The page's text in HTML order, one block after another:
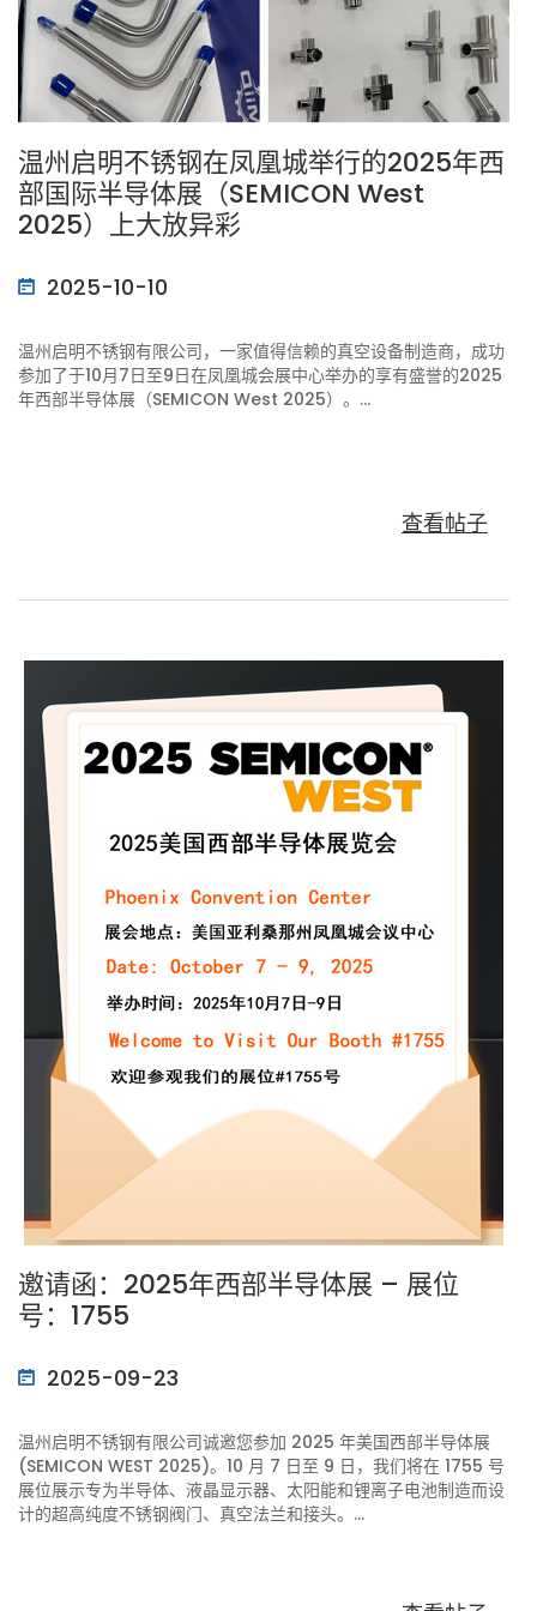
温州启明不锈钢在凤凰城举行的2025年西
部国际半导体展（SEMICON West
2025）上大放异彩
2025-10-10
温州启明不锈钢有限公司，一家值得信赖的真空设备制造商，成功
参加了于10月7日至9日在凤凰城会展中心举办的享有盛誉的2025
年西部半导体展（SEMICON West 2025）。...
查看帖子
邀请函：2025年西部半导体展 – 展位
号：1755
2025-09-23
温州启明不锈钢有限公司诚邀您参加 2025 年美国西部半导体展
(SEMICON WEST 2025)。10 月 7 日至 9 日，我们将在 1755 号
展位展示专为半导体、液晶显示器、太阳能和锂离子电池制造而设
计的超高纯度不锈钢阀门、真空法兰和接头。...